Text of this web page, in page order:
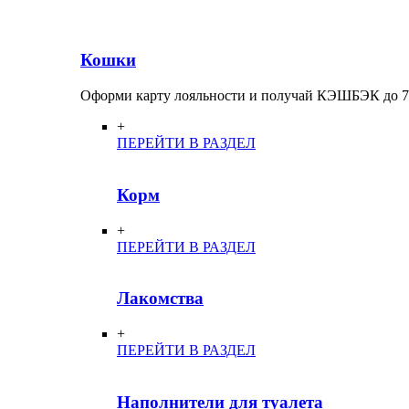
Кошки
Оформи карту лояльности и получай КЭШБЭК до
+
ПЕРЕЙТИ В РАЗДЕЛ
Корм
+
ПЕРЕЙТИ В РАЗДЕЛ
Лакомства
+
ПЕРЕЙТИ В РАЗДЕЛ
Наполнители для туалета